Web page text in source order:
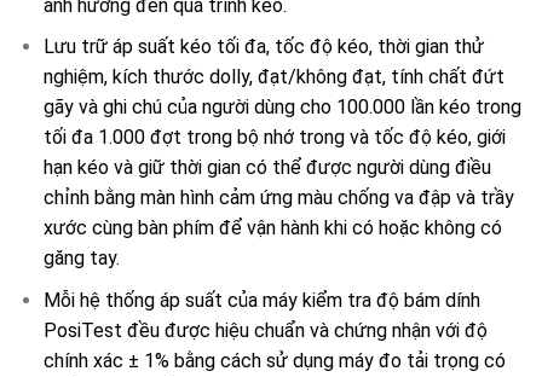
ảnh hưởng đến quá trình kéo.
Lưu trữ áp suất kéo tối đa, tốc độ kéo, thời gian thử
nghiệm, kích thước dolly, đạt/không đạt, tính chất đứt
gãy và ghi chú của người dùng cho 100.000 lần kéo trong
tối đa 1.000 đợt trong bộ nhớ trong và tốc độ kéo, giới
hạn kéo và giữ thời gian có thể được người dùng điều
chỉnh bằng màn hình cảm ứng màu chống va đập và trầy
xước cùng bàn phím để vận hành khi có hoặc không có
găng tay.
Mỗi hệ thống áp suất của máy kiểm tra độ bám dính
PosiTest đều được hiệu chuẩn và chứng nhận với độ
chính xác ± 1% bằng cách sử dụng máy đo tải trọng có